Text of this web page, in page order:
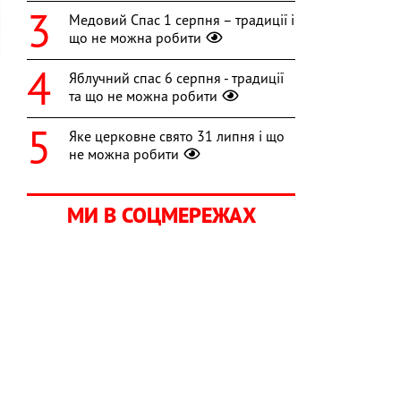
Медовий Спас 1 серпня – традиції і
що не можна робити
Яблучний спас 6 серпня - традиції
та що не можна робити
Яке церковне свято 31 липня і що
не можна робити
МИ В СОЦМЕРЕЖАХ